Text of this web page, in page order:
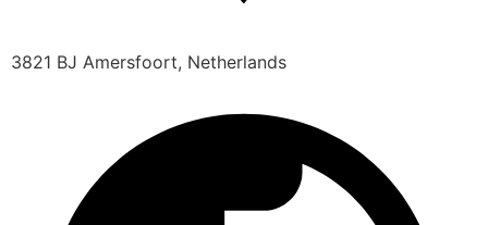
3821 BJ Amersfoort, Netherlands